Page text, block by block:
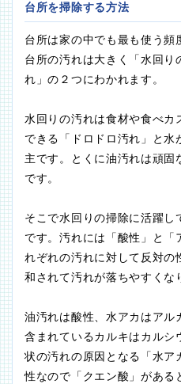
台所を掃除する方法
台所は家の中でも最も使う頻
台所の汚れは大きく「水回り
れ」の２つにわかれます。
水回りの汚れは食材や食べカ
できる「ドロドロ汚れ」と
主です。とくに油汚れは頑
です。
そこで水回りの掃除に活躍し
です。汚れには「酸性」と「
れぞれの汚れに対して反対の
和されて汚れが落ちやすくな
油汚れは酸性、水アカはアル
含まれているカルキはカルシ
状の汚れの原因となる「水ア
性なので「クエン酸」がある